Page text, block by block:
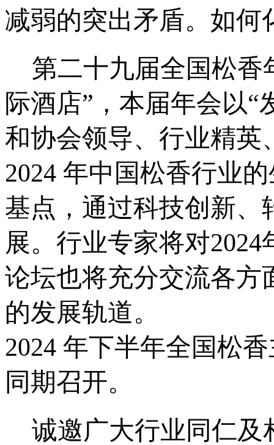
减弱的突出矛盾。如何
第二十九届全国松香
际酒店”，本届年会以
和协会领导、行业精英
2024 年中国松香行业
基点，通过科技创新、
展。行业专家将对
论坛也将充分交流各方
的发展轨道。
2024 年下半年全国松
同期召开。
诚邀广大行业同仁及